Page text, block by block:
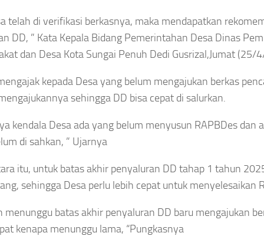
telah di verifikasi berkasnya, maka mendapatkan
DD, ” Kata Kepala Bidang Pemerintahan Desa Dinas
dan Desa Kota Sungai Penuh Dedi Gusrizal,Jumat (25/
kepada Desa yang belum mengajukan berkas
sehingga DD bisa cepat di salurkan.
kendala Desa ada yang belum menyusun RAPBDes dan
di sahkan, ” Ujarnya
itu, untuk batas akhir penyaluran DD tahap 1 tahun
sehingga Desa perlu lebih cepat untuk menyelesaikan
menunggu batas akhir penyaluran DD baru mengajukan
kenapa menunggu lama, “Pungkasnya
NASIONAL
Kebakaran
Surya
Kencana
Padam,
Tutup
Sementara
Pendakian
NASIONAL
Menteri
LH
Percepat
PSEL
TPA Bakal
Berubah
Fasilitas
Modern